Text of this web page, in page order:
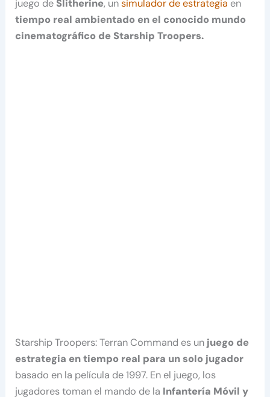
juego de Slitherine, unsimulador de estrategia en
tiempo real ambientado en el conocido mundo
cinematográfico de Starship Troopers.
Starship Troopers: Terran Command es un juego de
estrategia en tiempo real para un solo jugador
basado en la película de 1997. En el juego, los
jugadores toman el mando de la Infantería Móvil y